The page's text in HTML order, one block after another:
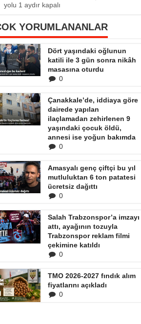
yolu 1 aydır kapalı
YORUMLANANLAR
Dört yaşındaki oğlunun
katili ile 3 gün sonra nikâh
masasına oturdu
0
Çanakkale’de, iddiaya göre
dairede yapılan
ilaçlamadan zehirlenen 9
yaşındaki çocuk öldü,
annesi ise yoğun bakımda
0
Amasyalı genç çiftçi bu yıl
mutluluktan 6 ton patatesi
ücretsiz dağıttı
0
Salah Trabzonspor’a imzayı
attı, ayağının tozuyla
Trabzonspor reklam filmi
çekimine katıldı
0
TMO 2026-2027 fındık alım
fiyatlarını açıkladı
0